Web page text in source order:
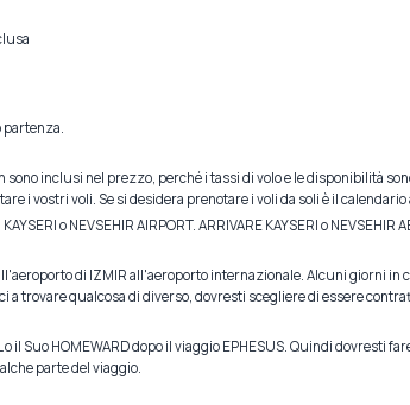
partenza.
sono inclusi nel prezzo, perché i tassi di volo e le disponibilità
i vostri voli. Se si desidera prenotare i voli da soli è il calendario
o NEVSEHIR AIRPORT. ARRIVARE KAYSERI o
di IZMIR all'aeroporto internazionale. Alcuni giorni in
a trovare qualcosa di diverso, dovresti scegliere di essere
o il Suo HOMEWARD dopo il viaggio EPHESUS. Quindi dovresti
parte del viaggio.